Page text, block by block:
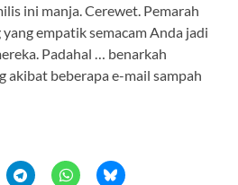
ini manja. Cerewet. Pemarah
empatik semacam Anda jadi
Padahal … benarkah
akibat beberapa e-mail sampah